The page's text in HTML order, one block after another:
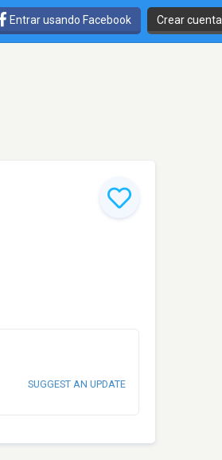
Entrar usando Facebook Crear cuenta
SUGGEST AN UPDATE